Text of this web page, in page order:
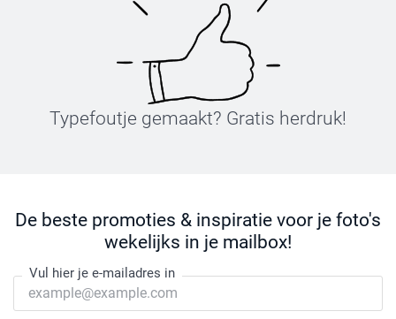
Typefoutje gemaakt? Gratis herdruk!
De beste promoties & inspiratie voor je foto's
wekelijks in je mailbox!
Vul hier je e-mailadres in